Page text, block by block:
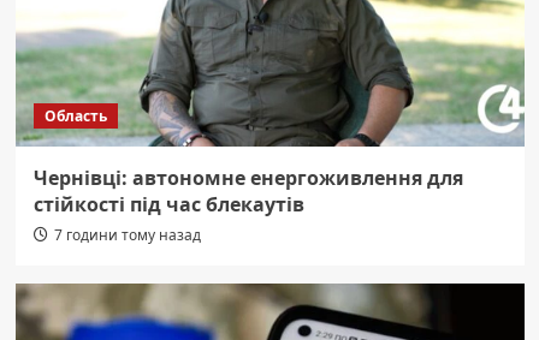
Область
Чернівці: автономне енергоживлення для
стійкості під час блекаутів
7 години тому назад